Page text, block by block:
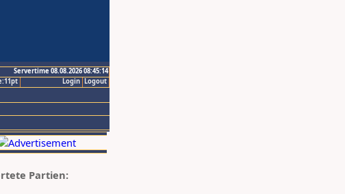
Servertime 08.08.2026 08:45:14
Logout
Login
Partien: